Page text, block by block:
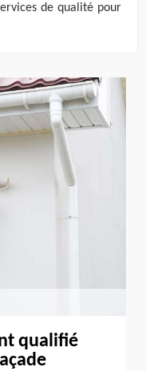
de qualité pour
qualifié